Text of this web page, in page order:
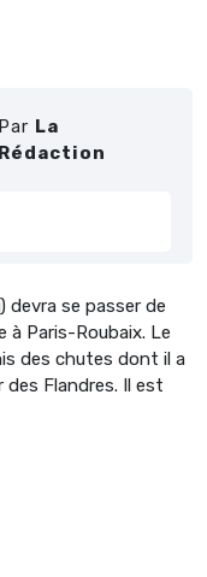
Par La
Rédaction
devra se passer de
Paris-Roubaix. Le
des chutes dont il a
des Flandres. Il est